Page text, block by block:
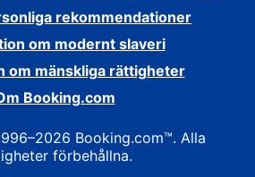
rekommendationer
om modernt slaveri
om mänskliga rättigheter
Booking.com
Booking.com™. Alla
förbehållna.